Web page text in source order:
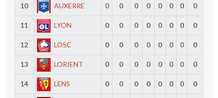
10 AUXERRE 0 0 0 0 0 0 0 0
11 LYON 0 0 0 0 0 0 0 0
12 LOSC 0 0 0 0 0 0 0 0
13 LORIENT 0 0 0 0 0 0 0 0
14 LENS 0 0 0 0 0 0 0 0